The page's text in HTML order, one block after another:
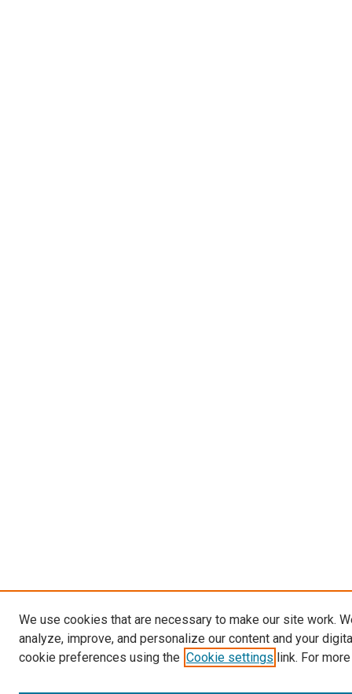
We use cookies that are necessary to make our site work.
analyze, improve, and personalize our content and your
cookie preferences using the Cookie settings link. For